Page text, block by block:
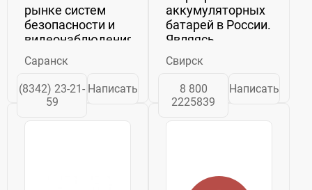
рынке систем
безопасности и
видеонаблюдения.С
момента
основания
компании в 2011
г. основным
деятельности
Саранск
(8342) 23-21-
59
Написать
аккумуляторных
батарей в России.
Являясь
наследником
известного на
всю страну
аккумуляторного
«ВостСибЭлемент»,
Свирск
8 800
2225839
Написать